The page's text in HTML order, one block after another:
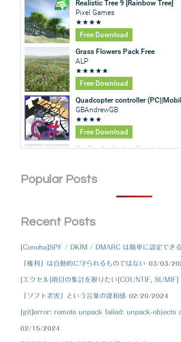
Popular Posts
Recent Posts
[Conoha]SPF / DKIM / DMARC は簡単に設定できる
「権利」は自動的に守られるものではない 03/03/
[エクセル]項目の集計を取りたい[COUNTIF, SUMIF]
「ソフト老害」という言葉の違和感 02/20/2024
[git]error: remote unpack failed: unpack-objects
02/15/2024